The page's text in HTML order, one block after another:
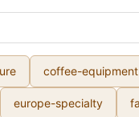
coffee-equipment
europe-specialty